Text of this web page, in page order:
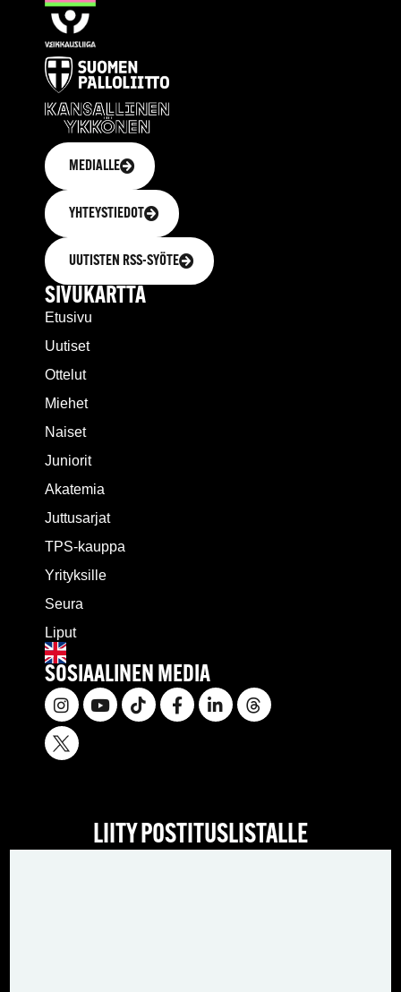
MEDIALLE
YHTEYSTIEDOT
UUTISTEN RSS-SYÖTE
SIVUKARTTA
Etusivu
Uutiset
Ottelut
Miehet
Naiset
Juniorit
Akatemia
Juttusarjat
TPS-kauppa
Yrityksille
Seura
Liput
SOSIAALINEN MEDIA
LIITY POSTITUSLISTALLE